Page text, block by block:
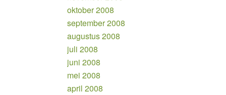
oktober 2008
september 2008
augustus 2008
juli 2008
juni 2008
mei 2008
april 2008